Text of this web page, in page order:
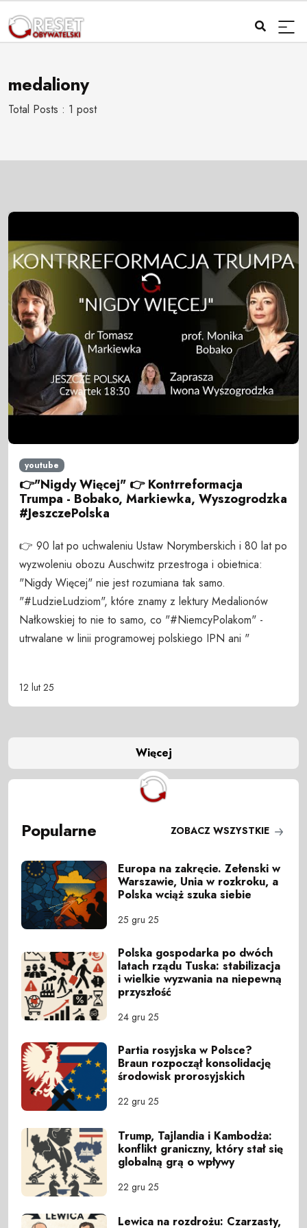
medaliony
Total Posts : 1 post
youtube
👉"Nigdy Więcej" 👉 Kontrreformacja
Trumpa - Bobako, Markiewka, Wyszogrodzka
#JeszczePolska
👉 90 lat po uchwaleniu Ustaw Norymberskich i 80 lat po
wyzwoleniu obozu Auschwitz przestroga i obietnica:
"Nigdy Więcej" nie jest rozumiana tak samo.
"#LudzieLudziom", które znamy z lektury Medalionów
Nałkowskiej to nie to samo, co "#NiemcyPolakom" -
utrwalane w linii programowej polskiego IPN ani "
12 lut 25
Więcej
Popularne ZOBACZ WSZYSTKIE
Europa na zakręcie. Zełenski w
Warszawie, Unia w rozkroku, a
Polska wciąż szuka siebie
25 gru 25
Polska gospodarka po dwóch
latach rządu Tuska: stabilizacja
i wielkie wyzwania na niepewną
przyszłość
24 gru 25
Partia rosyjska w Polsce?
Braun rozpoczął konsolidację
środowisk prorosyjskich
22 gru 25
Trump, Tajlandia i Kambodża:
konflikt graniczny, który stał się
globalną grą o wpływy
22 gru 25
Lewica na rozdrożu: Czarzasty,